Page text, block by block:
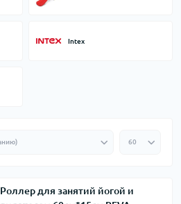
Intex
Роллер для занятий йогой и